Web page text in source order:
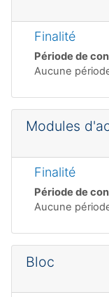
Finalité
Période de
Aucune
Modules
Finalité
Période de
Aucune
Bloc